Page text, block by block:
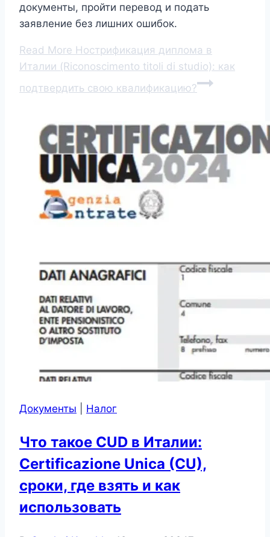
документы, пройти перевод и подать
заявление без лишних ошибок.
Read More Нострификация диплома в
Италии (Riconoscimento titoli di studio): как
подтвердить свою квалификацию?
Документы Налог
Что такое CUD в Италии:
Certificazione Unica (CU),
сроки, где взять и как
использовать